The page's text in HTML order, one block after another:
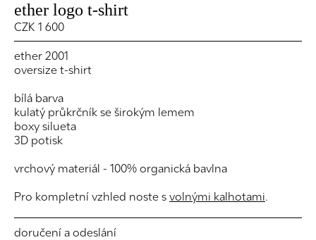
ether logo t-shirt
CZK 1 600
ether 2001
oversize t-shirt
bílá barva
kulatý průkrčník se širokým lemem
boxy silueta
3D potisk
vrchový materiál - 100% organická bavlna
Pro kompletní vzhled noste s volnými kalhotami.
doručení a odeslání